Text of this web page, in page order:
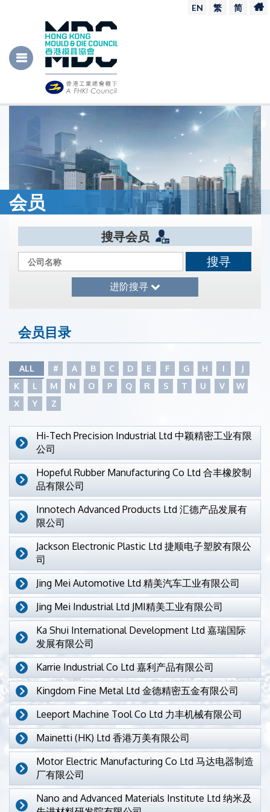
EN 繁 简
会员
搜寻会员
进阶搜寻
会员目录
ALL # A B C D E F G H I
J
K
L M N O P Q R S T U V
W
X
Y Z
Hi-Tech Precision Industrial Ltd 中颖精密工业有限
公司
Hopeful Rubber Manufacturing Co Ltd 合丰橡胶制
品有限公司
Innotech Advanced Products Ltd 汇德产品发展有
限公司
Jackson Electronic Plastic Ltd 捷顺电子塑胶有限公
司
Jing Mei Automotive Ltd 精美汽车工业有限公司
Jing Mei Industrial Ltd JMI精美工业有限公司
Ka Shui International Development Ltd 嘉瑞国际
发展有限公司
Karrie Industrial Co Ltd 嘉利产品有限公司
Kingdom Fine Metal Ltd 金德精密五金有限公司
Leeport Machine Tool Co Ltd 力丰机械有限公司
Mainetti (HK) Ltd 香港万美有限公司
Motor Electric Manufacturing Co Ltd 马达电器制造
厂有限公司
Nano and Advanced Materials Institute Ltd 纳米及